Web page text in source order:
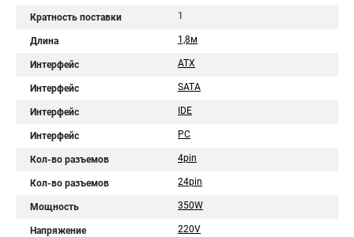
Кратность поставки 1
Длина 1,8м
Интерфейс ATX
Интерфейс SATA
Интерфейс IDE
Интерфейс PC
Кол-во разъемов 4pin
Кол-во разъемов 24pin
Мощность 350W
Напряжение 220V